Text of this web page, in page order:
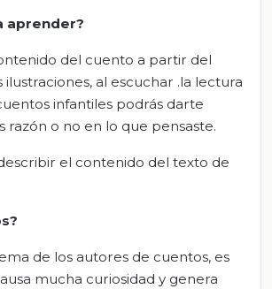
aprender?
del cuento a partir del
al escuchar .la lectura
infantiles podrás darte
razón o no en lo que pensaste.
el contenido del texto de
de los autores de cuentos, es
mucha curiosidad y genera